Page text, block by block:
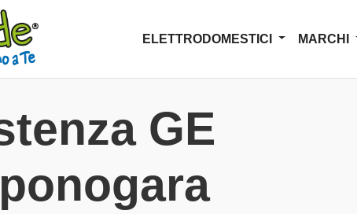
ELETTRODOMESTICI MARCHI
GE